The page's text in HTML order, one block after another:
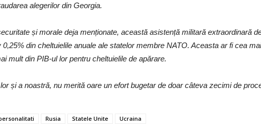
alegerilor din Georgia.
și morale deja menționate, această asistență militară extraordinară
din cheltuielile anuale ale statelor membre NATO. Aceasta ar fi cea
mult din PIB-ul lor pentru cheltuielile de apărare.
și a noastră, nu merită oare un efort bugetar de doar câteva zecimi de
Rusia Statele Unite Ucraina